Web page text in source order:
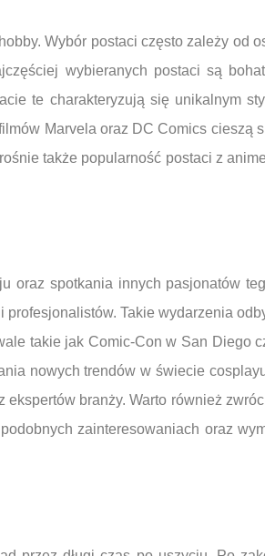
Wybór postaci często zależy od
wybieranych postaci są
te charakteryzują się unikalnym
Marvela oraz DC Comics cieszą
także popularność postaci z
oraz spotkania innych pasjonatów
Takie wydarzenia
takie jak Comic-Con w San Diego
nowych trendów w świecie
branży. Warto również
zainteresowaniach oraz